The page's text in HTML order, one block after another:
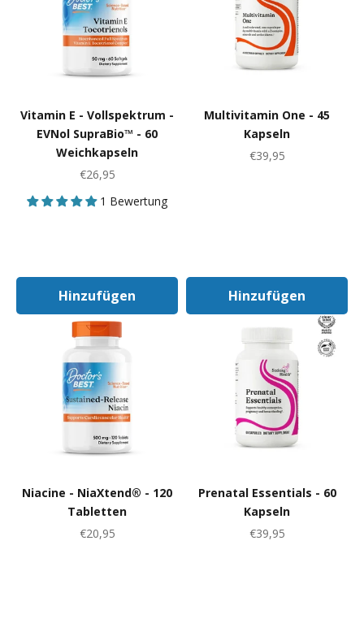
Vitamin E - Vollspektrum -
EVNol SupraBio™ - 60
Weichkapseln
Angebot
€26,95
1 Bewertung
In Den Warenkorb
Hinzufügen
Multivitamin One - 45
Kapseln
Angebot
€39,95
In Den
Hinzufügen
Niacine - NiaXtend® - 120
Tabletten
Angebot
€20,95
Prenatal Essentials - 60
Kapseln
Angebot
€39,95